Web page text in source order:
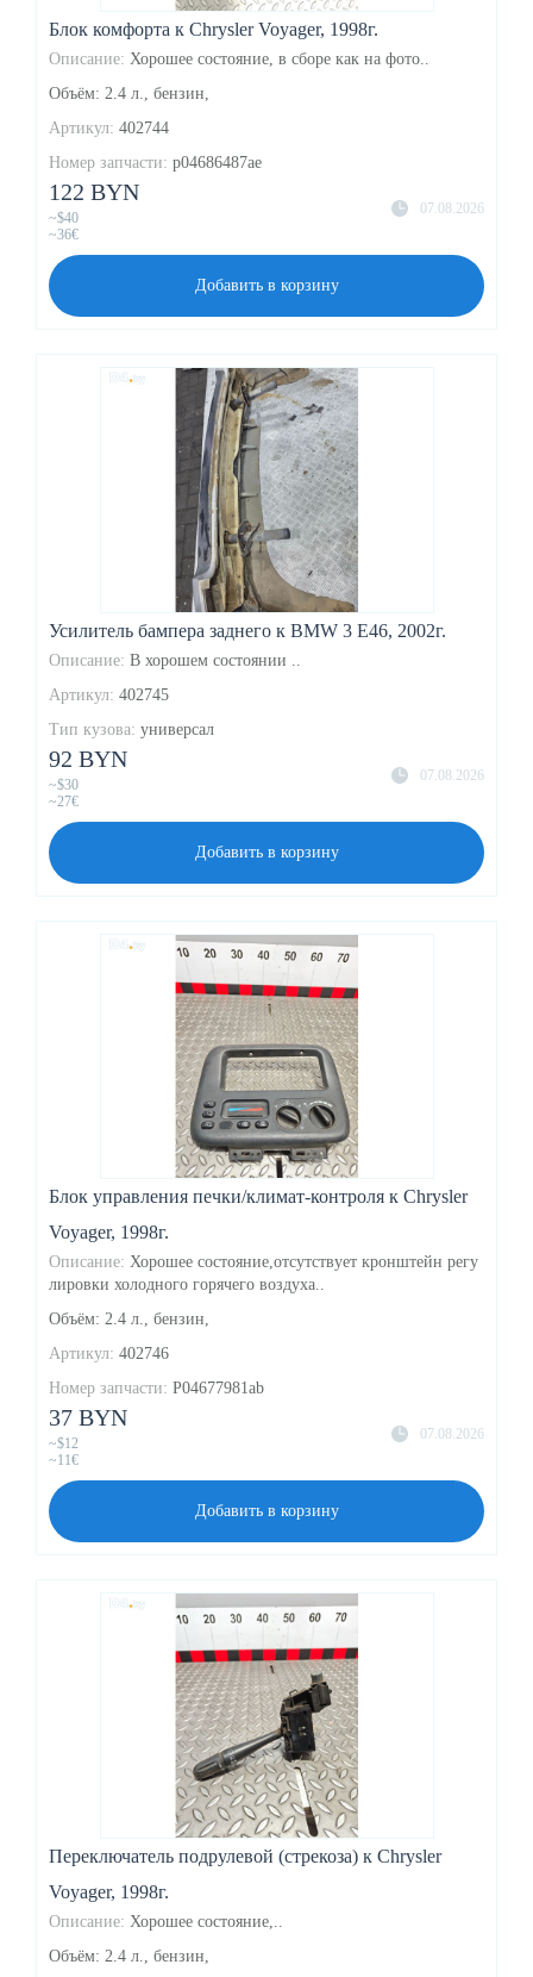
Блок комфорта к Chrysler Voyager, 1998г.
Описание: Хорошее состояние, в сборе как на фото..
Объём: 2.4 л., бензин,
Артикул: 402744
Номер запчасти: p04686487ae
07.08.2026
122 BYN
~$40
~36€
Добавить в корзину
Усилитель бампера заднего к BMW 3 E46, 2002г.
Описание: В хорошем состоянии ..
Артикул: 402745
Тип кузова: универсал
07.08.2026
92 BYN
~$30
~27€
Добавить в корзину
Блок управления печки/климат-контроля к Chrysler
Voyager, 1998г.
Описание: Хорошее состояние,отсутствует кронштейн регу
лировки холодного горячего воздуха..
Объём: 2.4 л., бензин,
Артикул: 402746
Номер запчасти: P04677981ab
07.08.2026
37 BYN
~$12
~11€
Добавить в корзину
Переключатель подрулевой (стрекоза) к Chrysler
Voyager, 1998г.
Описание: Хорошее состояние,..
Объём: 2.4 л., бензин,